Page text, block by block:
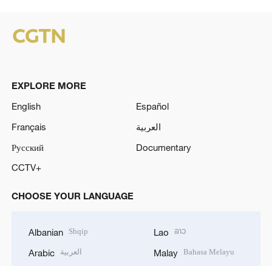
EXPLORE MORE
English
Español
Français
العربية
Русский
Documentary
CCTV+
CHOOSE YOUR LANGUAGE
Albanian Shqip
Arabic العربية
Lao ລາວ
Malay Bahasa Melayu